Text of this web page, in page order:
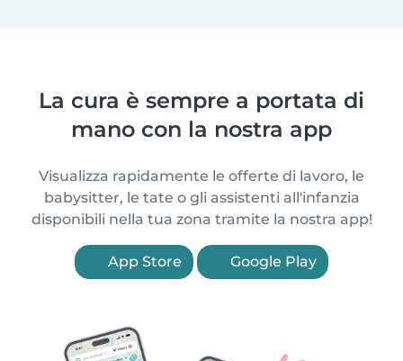
La cura è sempre a portata di
mano con la nostra app
Visualizza rapidamente le offerte di lavoro, le
babysitter, le tate o gli assistenti all'infanzia
disponibili nella tua zona tramite la nostra app!
App Store Google Play